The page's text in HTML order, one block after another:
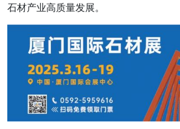
石材产业高质量发展。